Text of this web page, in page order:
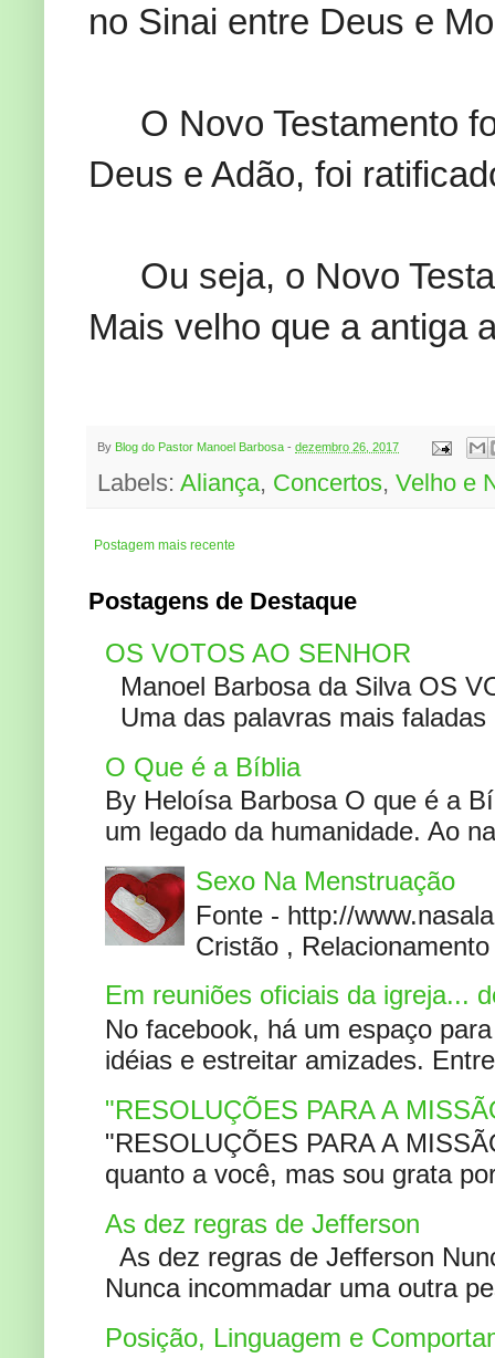
no Sinai entre Deus e
O Novo Testamento
Deus e Adão, foi
Ou seja, o Novo
Mais velho que a antiga
By Blog do Pastor Manoel Barbosa - dezembro 26, 2017
Labels: Aliança, Concertos, Velho e
Postagem mais recente
Postagens de Destaque
OS VOTOS AO SENHOR
Manoel Barbosa da Silva OS
Uma das palavras mais
O Que é a Bíblia
By Heloísa Barbosa O que é a
um legado da humanidade. Ao
Sexo Na Menstruação
Fonte - http://
Cristão ,
Em reuniões oficiais da igreja...
No facebook, há um espaço
idéias e estreitar amizades.
"RESOLUÇÕES PARA A
"RESOLUÇÕES PARA A
quanto a você, mas sou grata
As dez regras de Jefferson
As dez regras de Jefferson
Nunca incommadar uma outra
Posição, Linguagem e